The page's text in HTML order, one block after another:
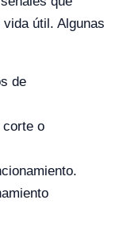
útil. Algunas
de
corte o